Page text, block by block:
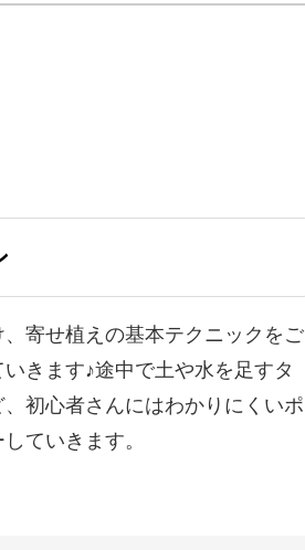
で、ぐっとおしゃれな寄せ植え
Kurumi先生のほかのレッスンに
さいね♪
寄せ植えの基本テクニックをご
きます♪途中で土や水を足すタ
初心者さんにはわかりにくいポ
ていきます。